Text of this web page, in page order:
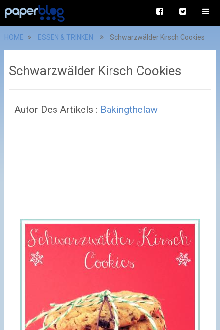
HOME ESSEN & TRINKEN Schwarzwälder Kirsch Cookies
Schwarzwälder Kirsch Cookies
Autor Des Artikels : Bakingthelaw